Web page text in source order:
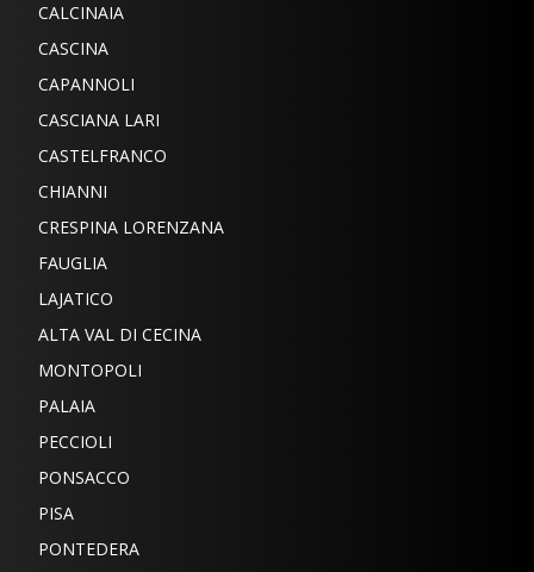
CALCINAIA
CASCINA
CAPANNOLI
CASCIANA LARI
CASTELFRANCO
CHIANNI
CRESPINA LORENZANA
FAUGLIA
LAJATICO
ALTA VAL DI CECINA
MONTOPOLI
PALAIA
PECCIOLI
PONSACCO
PISA
PONTEDERA